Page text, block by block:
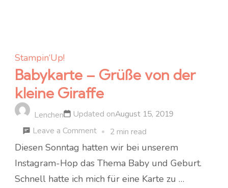
Stampin‘Up!
Babykarte – Grüße von der
kleine Giraffe
Lenchen Updated onAugust 15, 2019
Leave a Commenton
Babykarte
–
Grüße
2 min read
Diesen Sonntag hatten wir bei unserem
Instagram-Hop das Thema Baby und Geburt.
Schnell hatte ich mich für eine Karte zu …